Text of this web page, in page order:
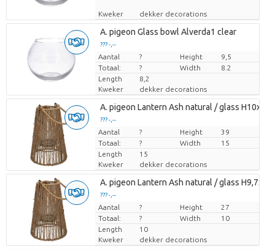
Kweker dekker decorations
A. pigeon Glass bowl Alverda1 clear
??? -,--
Prijs per stuk
Aantal ? Height
9,5
Totaal:
? Width
8.2
Length
8,2
Kweker
dekker decorations
A. pigeon Lantern Ash natural / glass
??? -,--
Prijs per stuk
Aantal ? Height
39
Totaal:
? Width
15
Length
15
Kweker
dekker decorations
A. pigeon Lantern Ash natural / glass
??? -,--
Prijs per stuk
Aantal ? Height
27
Totaal:
? Width
10
Length
10
Kweker
dekker decorations